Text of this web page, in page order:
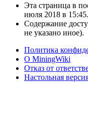
Эта страница в
июля 2018 в 15:45.
Содержание
не указано иное).
Политика
О MiningWiki
Отказ от
Настольная